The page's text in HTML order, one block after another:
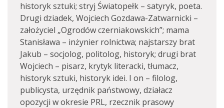
historyk sztuki; stryj Światopełk – satyryk, poeta.
Drugi dziadek, Wojciech Gozdawa-Zatwarnicki –
założyciel „Ogrodów czerniakowskich”; mama
Stanisława – inżynier rolnictwa; najstarszy brat
Jakub – socjolog, politolog, historyk; drugi brat
Wojciech – pisarz, krytyk literacki, tłumacz,
historyk sztuki, historyk idei. I on – filolog,
publicysta, urzędnik państwowy, działacz
opozycji w okresie PRL, rzecznik prasowy